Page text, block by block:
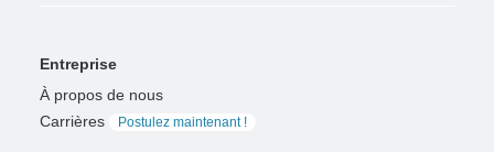
Entreprise
À propos de nous
Carrières
Postulez maintenant !